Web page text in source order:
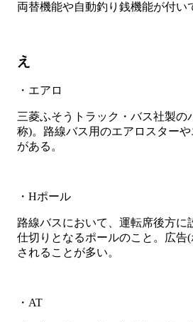
両替機能や自動釣り銭機能が付い
え
・エアロ
三菱ふそうトラック・バス社製の
称)。路線バス用のエアロスター
がある。
・Hポール
路線バスにおいて、運転席後方に
仕切りとなるポールのこと。広告
されることが多い。
・AT